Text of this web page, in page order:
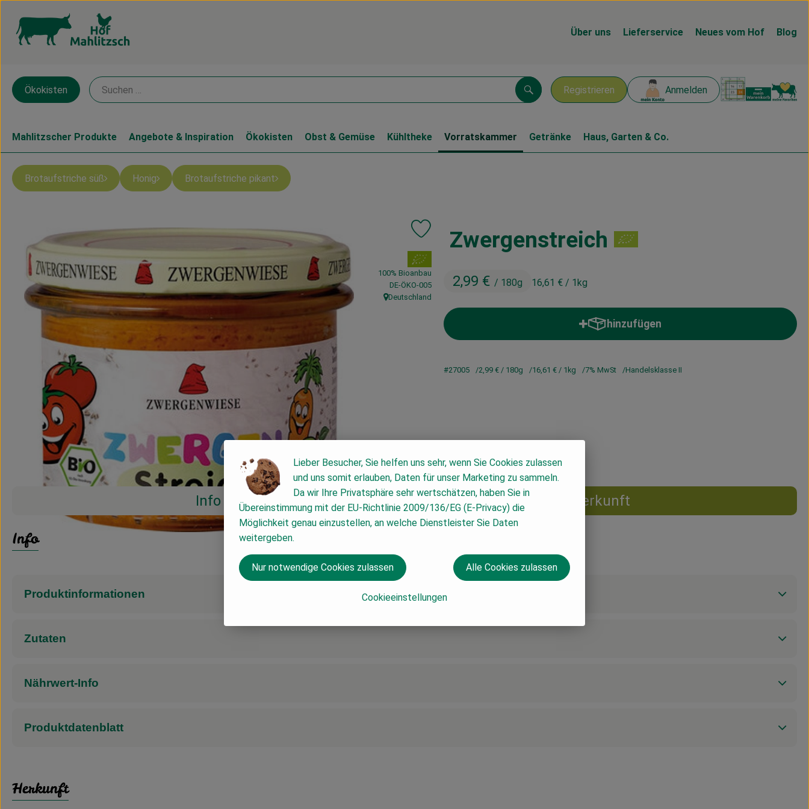
Über uns Lieferservice Neues vom Hof Blog
Registrieren Anmelden
Suchen
Ökokisten
Mahlitzscher Produkte Angebote & Inspiration Ökokisten Obst & Gemüse Kühltheke Vorratskammer Getränke Haus, Garten & Co.
Brotaufstriche süß Honig Brotaufstriche pikant
Zwergenstreich
2,99 € / 180g 16,61 € / 1kg
Produkt zu Favouriten hinzufügen
, Verband:
100% Bioanbau
, Kontrollstelle:
DE-ÖKO-005
, Herkunft:
Deutschland
hinzufügen
Produkt zum Warenkorb hinzufügen
#27005 2,99 € / 180g 16,61 € / 1kg 7% MwSt Handelsklasse II
Info Herkunft
Info
Produktinformationen
Zutaten
Nährwert-Info
Produktdatenblatt
Herkunft
Lieber Besucher, Sie helfen uns sehr, wenn Sie Cookies zulassen
und uns somit erlauben, Daten für unser Marketing zu sammeln.
Da wir Ihre Privatsphäre sehr wertschätzen, haben Sie in
Übereinstimmung mit der EU-Richtlinie 2009/136/EG (E-Privacy) die
Möglichkeit genau einzustellen, an welche Dienstleister Sie Daten
weitergeben.
Cookieeinstellungen
Nur notwendige Cookies zulassen Alle Cookies zulassen